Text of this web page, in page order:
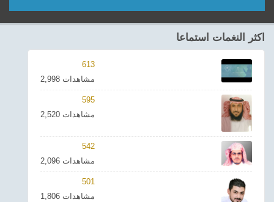
مؤديين
شعر
اناشيد
ادعية
احدث الفيديوهات
ترفيهي
اكثر النغمات استماعا
613
2,998 مشاهدات
595
2,520 مشاهدات
542
2,096 مشاهدات
501
1,806 مشاهدات